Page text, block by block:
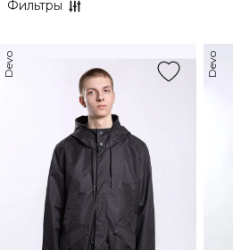
Фильтры
Devo Devo